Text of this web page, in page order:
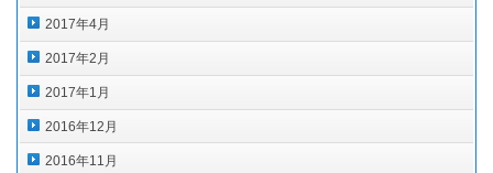
2017年4月
2017年2月
2017年1月
2016年12月
2016年11月